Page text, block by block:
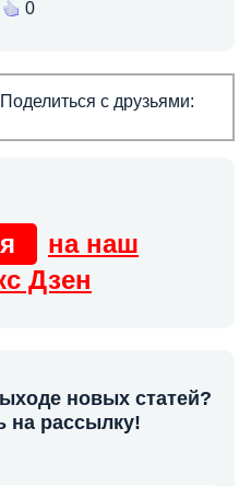
0
с друзьями:
на наш
Дзен
новых статей?
на рассылку!